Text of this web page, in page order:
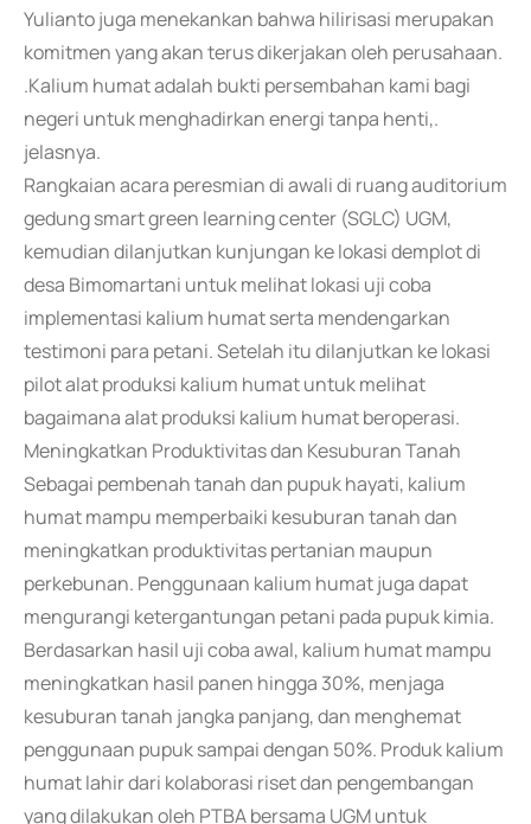
Yulianto juga menekankan bahwa hilirisasi merupakan
komitmen yang akan terus dikerjakan oleh perusahaan.
.Kalium humat adalah bukti persembahan kami bagi
negeri untuk menghadirkan energi tanpa henti,.
jelasnya.
Rangkaian acara peresmian di awali di ruang auditorium
gedung smart green learning center (SGLC) UGM,
kemudian dilanjutkan kunjungan ke lokasi demplot di
desa Bimomartani untuk melihat lokasi uji coba
implementasi kalium humat serta mendengarkan
testimoni para petani. Setelah itu dilanjutkan ke lokasi
pilot alat produksi kalium humat untuk melihat
bagaimana alat produksi kalium humat beroperasi.
Meningkatkan Produktivitas dan Kesuburan Tanah
Sebagai pembenah tanah dan pupuk hayati, kalium
humat mampu memperbaiki kesuburan tanah dan
meningkatkan produktivitas pertanian maupun
perkebunan. Penggunaan kalium humat juga dapat
mengurangi ketergantungan petani pada pupuk kimia.
Berdasarkan hasil uji coba awal, kalium humat mampu
meningkatkan hasil panen hingga 30%, menjaga
kesuburan tanah jangka panjang, dan menghemat
penggunaan pupuk sampai dengan 50%. Produk kalium
humat lahir dari kolaborasi riset dan pengembangan
yang dilakukan oleh PTBA bersama UGM untuk